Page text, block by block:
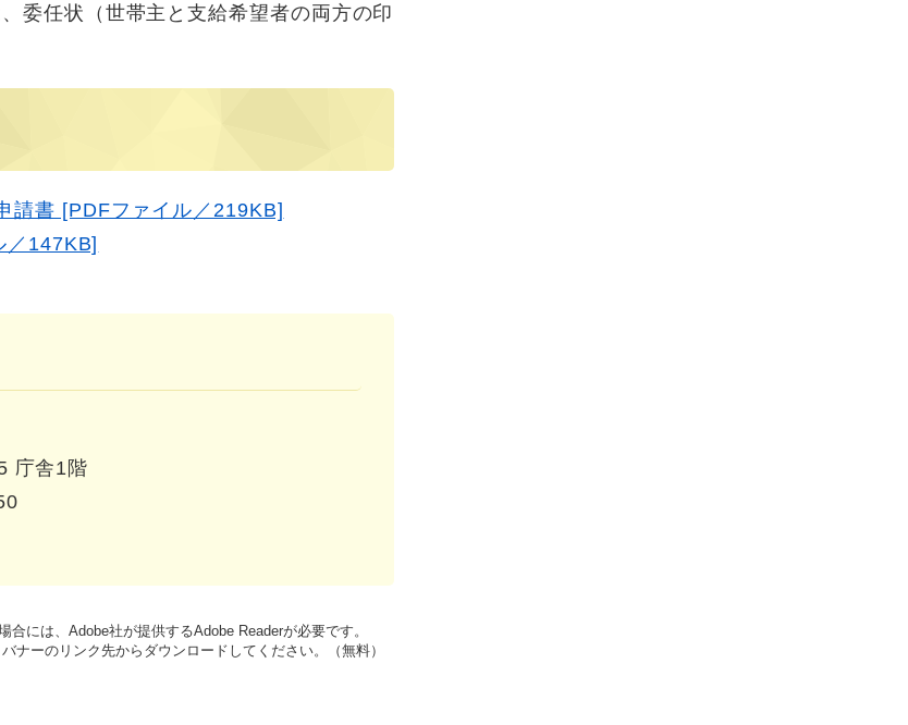
委任状（世帯主と支給希望者の両方の印
請書 [PDFファイル／219KB]
147KB]
庁舎1階
合には、Adobe社が提供するAdobe Readerが必要です。
ナーのリンク先からダウンロードしてください。（無料）